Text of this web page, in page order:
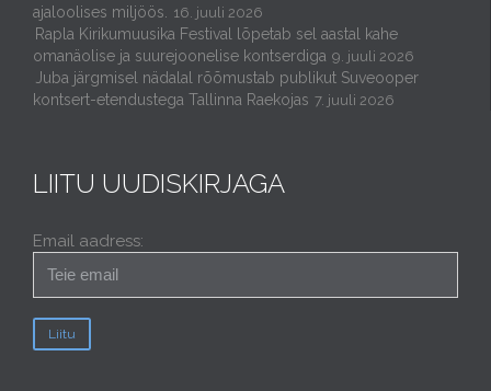
ajaloolises miljöös.
16. juuli 2026
Rapla Kirikumuusika Festival lõpetab sel aastal kahe
omanäolise ja suurejoonelise kontserdiga 9. juuli 2026
Juba järgmisel nädalal rõõmustab publikut Suveooper
kontsert-etendustega Tallinna Raekojas 7. juuli 2026
LIITU UUDISKIRJAGA
Email aadress: